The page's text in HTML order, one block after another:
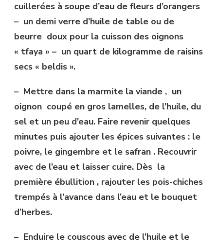
cuillerées à soupe d’eau de fleurs d’orangers
– un demi verre d’huile de table ou de
beurre doux pour la cuisson des oignons
« tfaya » – un quart de kilogramme de raisins
secs « beldis ».
– Mettre dans la marmite la viande , un
oignon coupé en gros lamelles, de l’huile, du
sel et un peu d’eau. Faire revenir quelques
minutes puis ajouter les épices suivantes : le
poivre, le gingembre et le safran . Recouvrir
avec de l’eau et laisser cuire. Dès la
première ébullition , rajouter les pois-chiches
trempés à l’avance dans l’eau et le bouquet
d’herbes.
– Enduire le couscous avec de l’huile et le